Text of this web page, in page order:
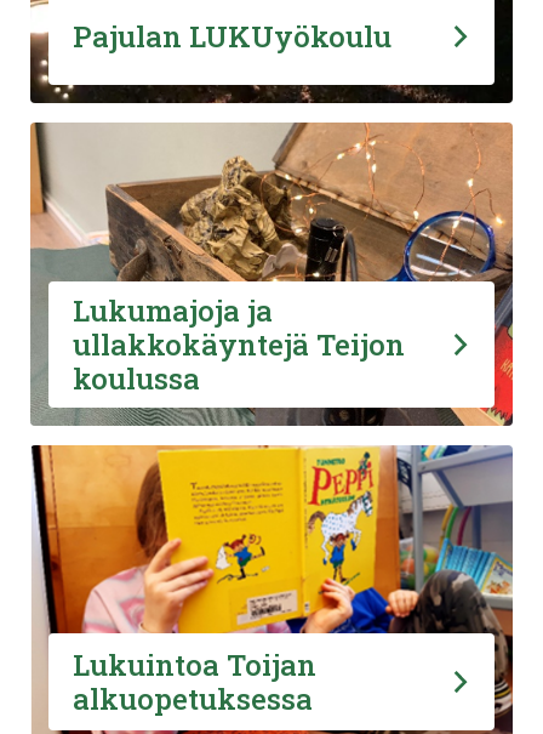
Pajulan LUKUyökoulu
Lukumajoja ja
ullakkokäyntejä Teijon
koulussa
Lukuintoa Toijan
alkuopetuksessa